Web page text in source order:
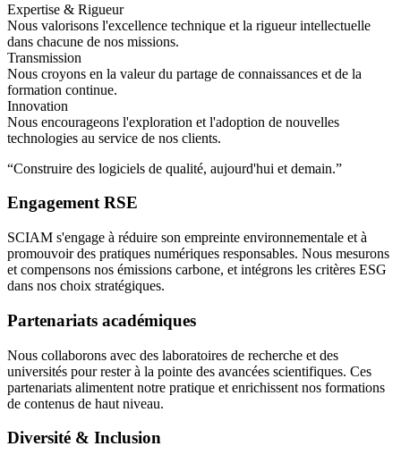
Expertise & Rigueur
Nous valorisons l'excellence technique et la rigueur intellectuelle
dans chacune de nos missions.
Transmission
Nous croyons en la valeur du partage de connaissances et de la
formation continue.
Innovation
Nous encourageons l'exploration et l'adoption de nouvelles
technologies au service de nos clients.
“Construire des logiciels de qualité, aujourd'hui et demain.”
Engagement RSE
SCIAM s'engage à réduire son empreinte environnementale et à
promouvoir des pratiques numériques responsables. Nous mesurons
et compensons nos émissions carbone, et intégrons les critères ESG
dans nos choix stratégiques.
Partenariats académiques
Nous collaborons avec des laboratoires de recherche et des
universités pour rester à la pointe des avancées scientifiques. Ces
partenariats alimentent notre pratique et enrichissent nos formations
de contenus de haut niveau.
Diversité & Inclusion